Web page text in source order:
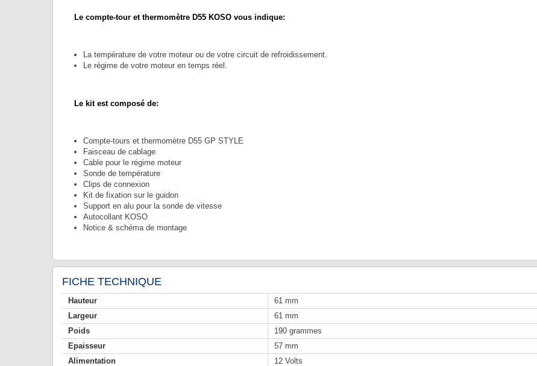
Le compte-tour et thermomètre D55 KOSO vous indique:
La température de votre moteur ou de votre circuit de refroidissement.
Le régime de votre moteur en temps réel.
Le kit est composé de:
Compte-tours et thermomètre D55 GP STYLE
Faisceau de cablage
Cable pour le régime moteur
Sonde de température
Clips de connexion
Kit de fixation sur le guidon
Support en alu pour la sonde de vitesse
Autocollant KOSO
Notice & schéma de montage
FICHE TECHNIQUE
Hauteur
61 mm
Largeur
61 mm
Poids
190 grammes
Epaisseur
57 mm
Alimentation
12 Volts